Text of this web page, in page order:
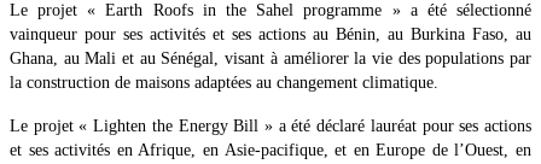
Le projet « Earth Roofs in the Sahel programme » a été sélectionné
vainqueur pour ses activités et ses actions au Bénin, au Burkina Faso, au
Ghana, au Mali et au Sénégal, visant à améliorer la vie des populations par
la construction de maisons adaptées au changement climatique.
Le projet « Lighten the Energy Bill » a été déclaré lauréat pour ses actions
et ses activités en Afrique, en Asie-pacifique, et en Europe de l’Ouest, en